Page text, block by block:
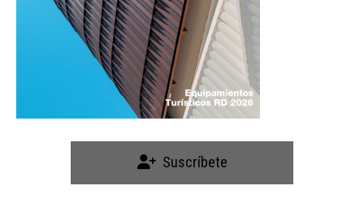
Suscríbete